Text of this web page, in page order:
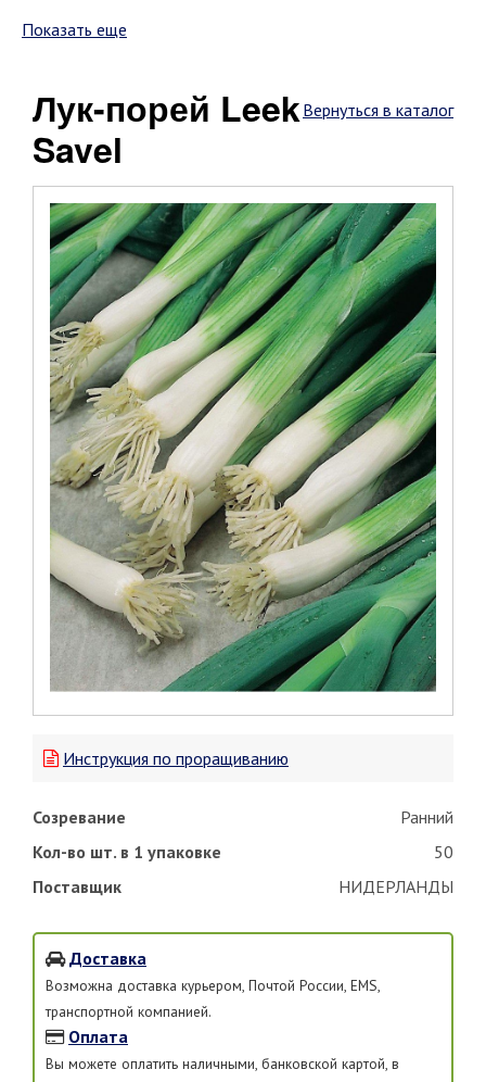
Показать еще
Вернуться в каталог
Лук-порей Leek
Savel
Инструкция по проращиванию
Созревание
Ранний
Кол-во шт. в 1 упаковке
50
Поставщик
НИДЕРЛАНДЫ
Доставка
Возможна доставка курьером, Почтой России, EMS,
транспортной компанией.
Оплата
Вы можете оплатить наличными, банковской картой, в